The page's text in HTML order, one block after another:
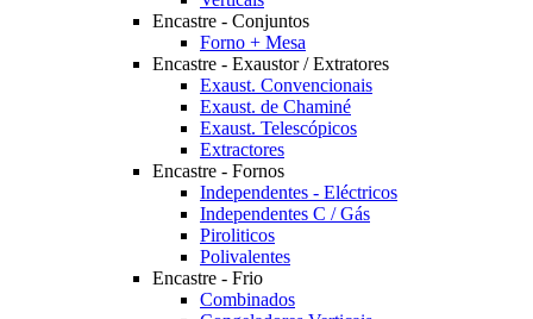
Encastre - Conjuntos
Forno + Mesa
Encastre - Exaustor / Extratores
Exaust. Convencionais
Exaust. de Chaminé
Exaust. Telescópicos
Extractores
Encastre - Fornos
Independentes - Eléctricos
Independentes C / Gás
Piroliticos
Polivalentes
Encastre - Frio
Combinados